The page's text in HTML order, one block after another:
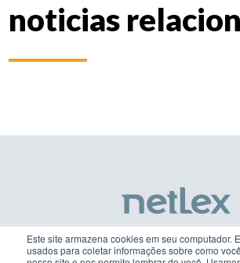
Este site armazena cookies em seu computador.
usados para coletar informações sobre como
noticias